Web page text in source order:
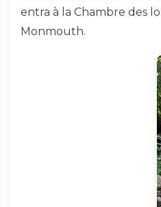
entra à la Chambre des
Monmouth.